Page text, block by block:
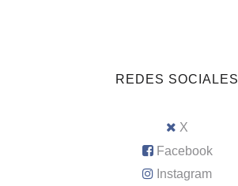
REDES SOCIALES
X
Facebook
Instagram